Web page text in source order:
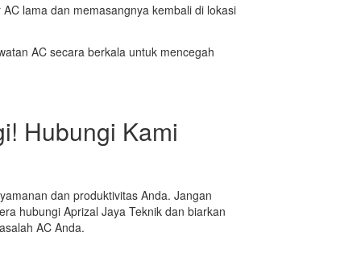
lama dan memasangnya kembali di lokasi
AC secara berkala untuk mencegah
Hubungi Kami
dan produktivitas Anda. Jangan
hubungi Aprizal Jaya Teknik dan biarkan
AC Anda.